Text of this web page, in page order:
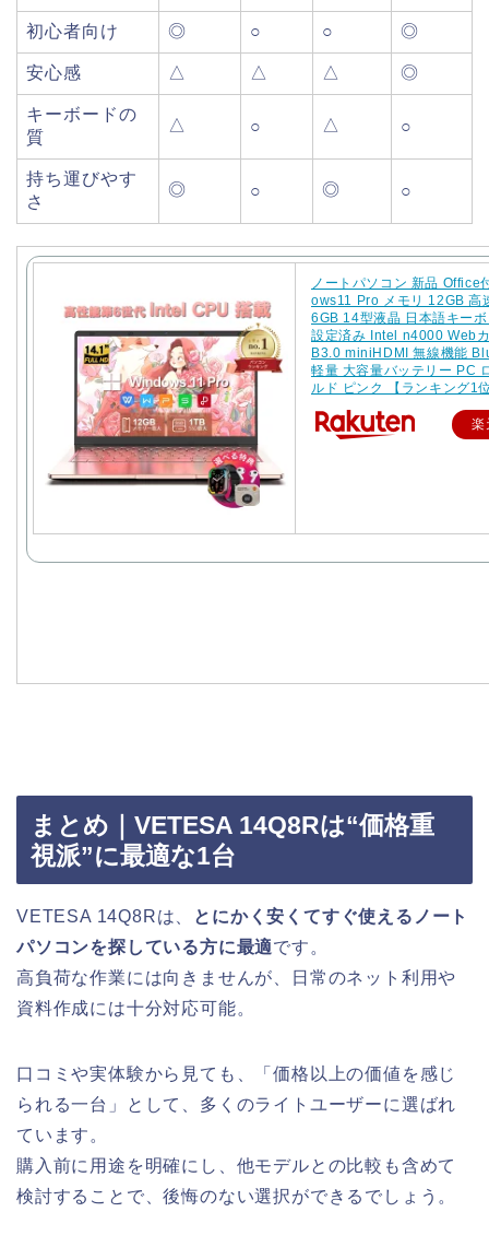
初心者向け ◎ ○ ○ ◎
安心感 △ △ △ ◎
キーボードの
質
△ ○ △ ○
持ち運びやす
さ
◎ ○ ◎ ○
ノートパソコン 新品 Office
ows11 Pro メモリ 12GB 高
6GB 14型液晶 日本語キー
設定済み Intel n4000 Web
B3.0 miniHDMI 無線機能
軽量 大容量バッテリー PC
ルド ピンク 【ランキング1
楽
まとめ｜VETESA 14Q8Rは“価格重
視派”に最適な1台
VETESA 14Q8Rは、
とにかく安くてすぐ使えるノート
パソコンを探している方に最適です。
高負荷な作業には向きませんが、日常のネット利用や
資料作成には十分対応可能。
口コミや実体験から見ても、「価格以上の価値を感じ
られる一台」として、多くのライトユーザーに選ばれ
ています。
購入前に用途を明確にし、他モデルとの比較も含めて
検討することで、後悔のない選択ができるでしょう。